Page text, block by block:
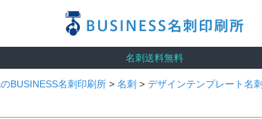
名刺送料無料
BUSINESS名刺印刷所 > 名刺 > デザインテンプレート名刺